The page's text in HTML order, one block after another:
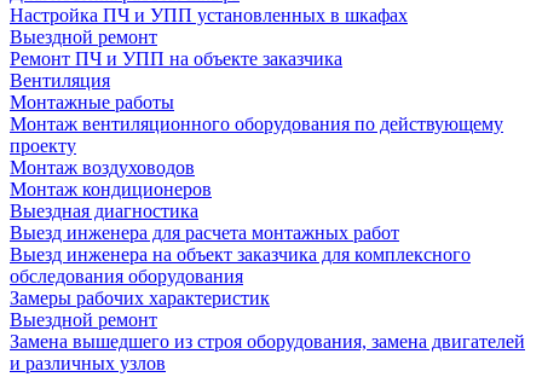
Настройка ПЧ и УПП установленных в шкафах
Выездной ремонт
Ремонт ПЧ и УПП на объекте заказчика
Вентиляция
Монтажные работы
Монтаж вентиляционного оборудования по действующему
проекту
Монтаж воздуховодов
Монтаж кондиционеров
Выездная диагностика
Выезд инженера для расчета монтажных работ
Выезд инженера на объект заказчика для комплексного
обследования оборудования
Замеры рабочих характеристик
Выездной ремонт
Замена вышедшего из строя оборудования, замена двигателей
и различных узлов